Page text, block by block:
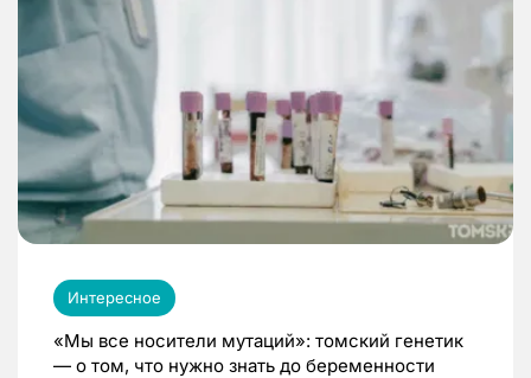
Интересное
«Мы все носители мутаций»: томский генетик
— о том, что нужно знать до беременности